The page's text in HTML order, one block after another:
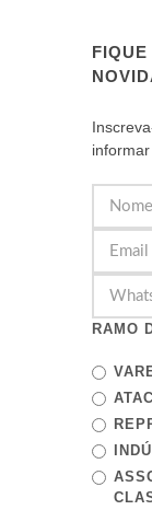
RAMO